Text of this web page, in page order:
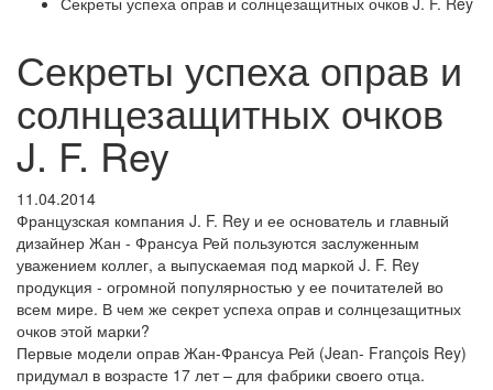
Секреты успеха оправ и
солнцезащитных очков
J. F. Rey
11.04.2014
Французская компания J. F. Rey и ее основатель и главный
дизайнер Жан - Франсуа Рей пользуются заслуженным
уважением коллег, а выпускаемая под маркой J. F. Rey
продукция - огромной популярностью у ее почитателей во
всем мире. В чем же секрет успеха оправ и солнцезащитных
очков этой марки?
Первые модели оправ Жан-Франсуа Рей (Jean- François Rey)
придумал в возрасте 17 лет – для фабрики своего отца.